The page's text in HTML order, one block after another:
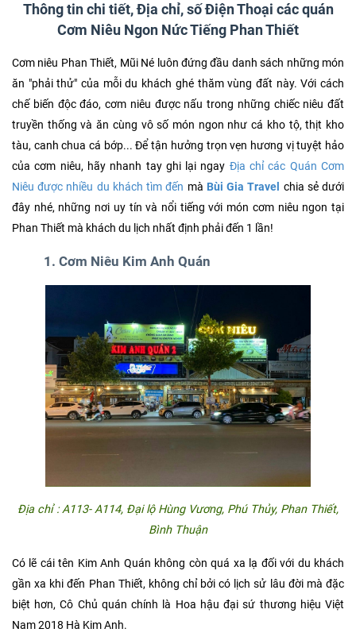
Thông tin chi tiết, Địa chỉ, số Điện Thoại các quán
Cơm Niêu Ngon Nức Tiếng Phan Thiết
Cơm niêu Phan Thiết, Mũi Né luôn đứng đầu danh sách những món
ăn "phải thử" của mỗi du khách ghé thăm vùng đất này. Với cách
chế biến độc đáo, cơm niêu được nấu trong những chiếc niêu đất
truyền thống và ăn cùng vô số món ngon như cá kho tộ, thịt kho
tàu, canh chua cá bớp... Để tận hưởng trọn vẹn hương vị tuyệt hảo
của cơm niêu, hãy nhanh tay ghi lại ngay Địa chỉ các Quán Cơm
Niêu được nhiều du khách tìm đến mà Bùi Gia Travel chia sẻ dưới
đây nhé, những nơi uy tín và nổi tiếng với món cơm niêu ngon tại
Phan Thiết mà khách du lịch nhất định phải đến 1 lần!
1. Cơm Niêu Kim Anh Quán
Địa chỉ : A113- A114, Đại lộ Hùng Vương, Phú Thủy, Phan Thiết,
Bình Thuận
Có lẽ cái tên Kim Anh Quán không còn quá xa lạ đối với du khách
gần xa khi đến Phan Thiết, không chỉ bởi có lịch sử lâu đời mà đặc
biệt hơn, Cô Chủ quán chính là Hoa hậu đại sứ thương hiệu Việt
Nam 2018 Hà Kim Anh.